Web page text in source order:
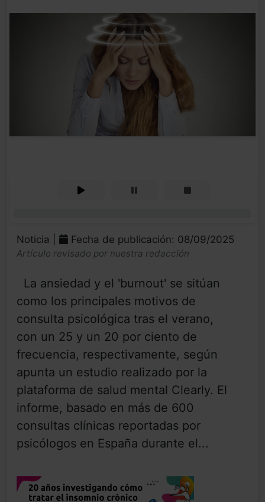
Noticia | Fecha de publicación: 08/09/2025
Artículo revisado por nuestra redacción
La ansiedad y el 'burnout' se sitúan
como los principales motivos de
consulta psicológica tras el verano,
con un 25 y un 20 por ciento de
frecuencia, respectivamente, según
apunta un estudio realizado por la
plataforma de salud mental Clearly. El
informe, basado en más de 600
consultas clínicas reportadas por
psicólogos en España durante el...